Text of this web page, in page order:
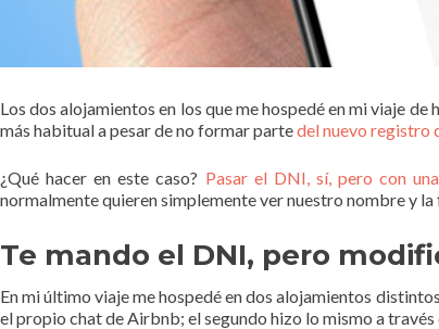
Los dos alojamientos en los que me hospedé en mi viaje de
más habitual a pesar de no formar partedel nuevo registro
¿Qué hacer en este caso? Pasar el DNI, sí, pero con
normalmente quieren simplemente ver nuestro nombre y
Te mando el DNI, pero
En mi último viaje me hospedé en dos alojamientos
el propio chat de Airbnb; el segundo hizo lo mismo a